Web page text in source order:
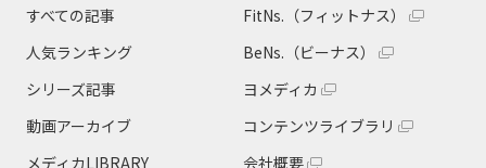
すべての記事
人気ランキング
シリーズ記事
動画アーカイブ
メディカLIBRARY
FitNs.（フィットナス）
BeNs.（ビーナス）
ヨメディカ
コンテンツライブラリ
会社概要